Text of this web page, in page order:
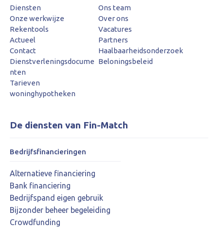
Diensten
Ons team
Onze werkwijze
Over ons
Rekentools
Vacatures
Actueel
Partners
Contact
Haalbaarheidsonderzoek
Dienstverleningsdocume
nten
Beloningsbeleid
Tarieven
woninghypotheken
De diensten van Fin-Match
Bedrijfsfinancieringen
Alternatieve financiering
Bank financiering
Bedrijfspand eigen gebruik
Bijzonder beheer begeleiding
Crowdfunding